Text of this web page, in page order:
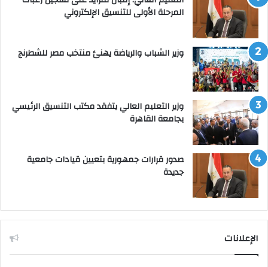
المرحلة الأولى للتنسيق الإلكتروني
وزير الشباب والرياضة يهنئ منتخب مصر للشطرنج
وزير التعليم العالي يتفقد مكتب التنسيق الرئيسي
بجامعة القاهرة
صدور قرارات جمهورية بتعيين قيادات جامعية
جديدة
الإعلانات